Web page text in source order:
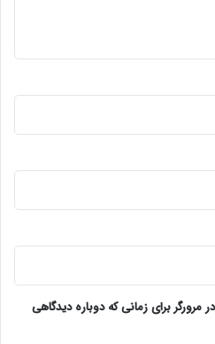
برای زمانی که دوباره دیدگاهی